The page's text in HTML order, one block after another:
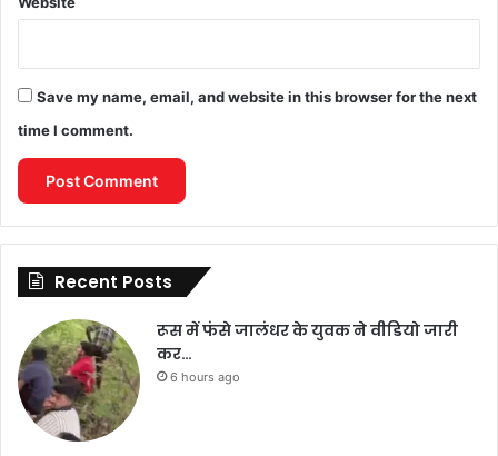
Save my name, email, and website in this browser for the next
time I comment.
Recent Posts
रूस में फंसे जालंधर के युवक ने वीडियो जारी
कर…
6 hours ago